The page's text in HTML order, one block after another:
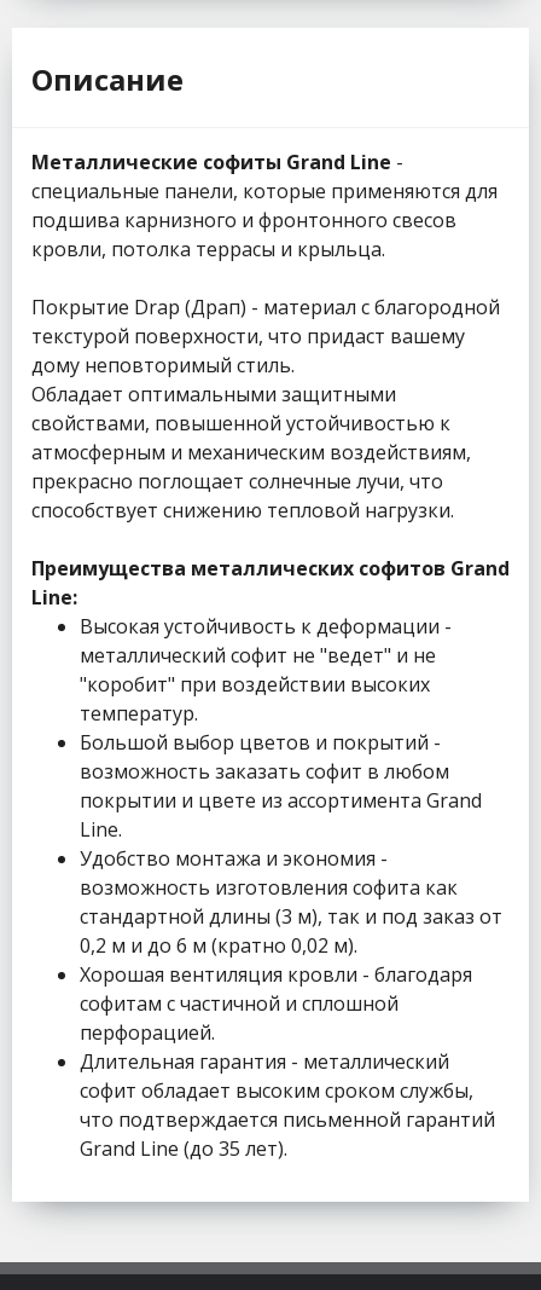
Описание
Металлические софиты Grand Line -
специальные панели, которые применяются для
подшива карнизного и фронтонного свесов
кровли, потолка террасы и крыльца.
Покрытие Drap (Драп) - материал с благородной
текстурой поверхности, что придаст вашему
дому неповторимый стиль.
Обладает оптимальными защитными
свойствами, повышенной устойчивостью к
атмосферным и механическим воздействиям,
прекрасно поглощает солнечные лучи, что
способствует снижению тепловой нагрузки.
Преимущества металлических софитов Grand
Line:
Высокая устойчивость к деформации -
металлический софит не "ведет" и не
"коробит" при воздействии высоких
температур.
Большой выбор цветов и покрытий -
возможность заказать софит в любом
покрытии и цвете из ассортимента Grand
Line.
Удобство монтажа и экономия -
возможность изготовления софита как
стандартной длины (3 м), так и под заказ от
0,2 м и до 6 м (кратно 0,02 м).
Хорошая вентиляция кровли - благодаря
софитам с частичной и сплошной
перфорацией.
Длительная гарантия - металлический
софит обладает высоким сроком службы,
что подтверждается письменной гарантий
Grand Line (до 35 лет).